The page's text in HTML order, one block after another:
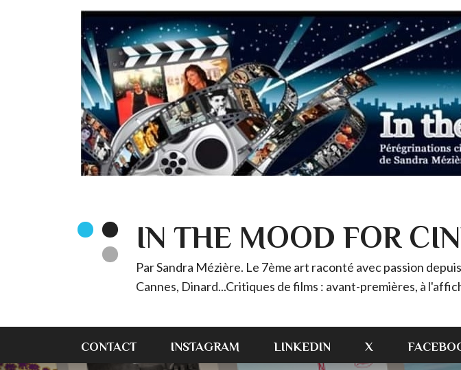
IN THE MOOD FOR
Par Sandra Mézière. Le 7ème art raconté avec passion
Cannes, Dinard...Critiques de films : avant-premières, à
CONTACT INSTAGRAM LINKEDIN X